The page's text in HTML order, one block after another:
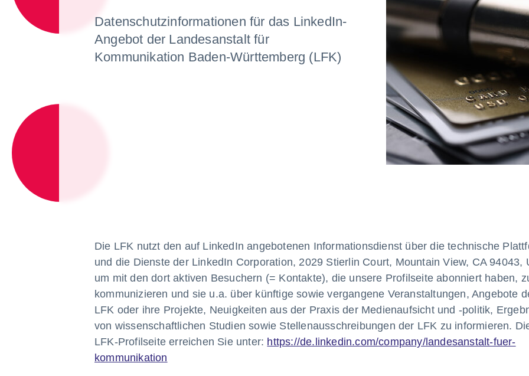
Datenschutzinformationen für das LinkedIn-
Angebot der Landesanstalt für
Kommunikation Baden-Württemberg (LFK)
Die LFK nutzt den auf LinkedIn angebotenen Informationsdienst über die technische
und die Dienste der LinkedIn Corporation, 2029 Stierlin Court, Mountain View, CA 94043,
um mit den dort aktiven Besuchern (= Kontakte), die unsere Profilseite abonniert haben,
kommunizieren und sie u.a. über künftige sowie vergangene Veranstaltungen, Angebote
LFK oder ihre Projekte, Neuigkeiten aus der Praxis der Medienaufsicht und -politik,
von wissenschaftlichen Studien sowie Stellenausschreibungen der LFK zu informieren.
LFK-Profilseite erreichen Sie unter: https://de.linkedin.com/company/landesanstalt-fuer-
kommunikation